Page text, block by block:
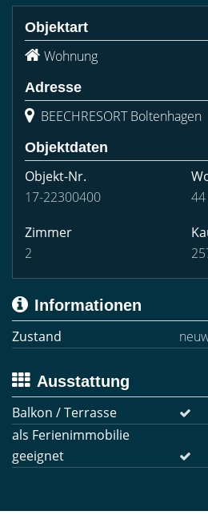
Objektart
Wohnung
Adresse
BEECHRESORT Boltenhagen
Objektdaten
Objekt-Nr.
17-22300400
44
Zimmer
2
Informationen
Zustand
Ausstattung
Balkon / Terrasse
als Ferienimmobilie
geeignet